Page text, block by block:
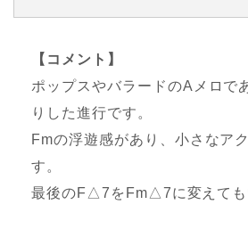
【コメント】
ポップスやバラードのAメロで
りした進行です。
Fmの浮遊感があり、小さなア
す。
最後のF△7をFm△7に変えても